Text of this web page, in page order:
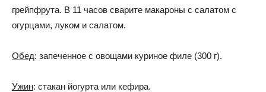
грейпфрута. В 11 часов сварите макароны с салатом с
огурцами, луком и салатом.
Обед: запеченное с овощами куриное филе (300 г).
Ужин: стакан йогурта или кефира.